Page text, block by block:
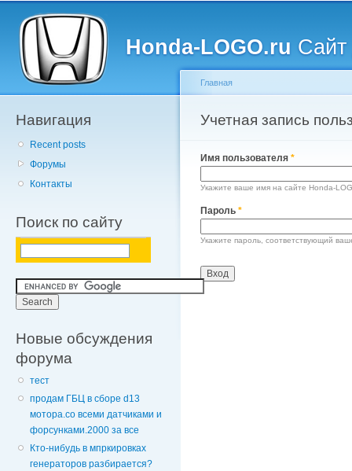
Honda-LOGO.ru Сайт
Главное меню
Навигация
Recent posts
Форумы
Контакты
Поиск по сайту
Новые обсуждения
форума
тест
продам ГБЦ в сборе d13
мотора.со всеми датчиками и
форсунками.2000 за все
Кто-нибудь в мпркировках
генераторов разбирается?
Вы здесь
Главная
Учетная запись
Главные вкладки
Имя пользователя *
Укажите ваше имя на сайте Honda-
Пароль *
Укажите пароль, соответствующий